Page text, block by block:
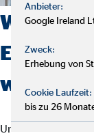
Welche
wir?
Um als
Anbieter:
Google Ireland
Zweck:
Erhebung von
Cookie Laufzeit:
bis zu 26